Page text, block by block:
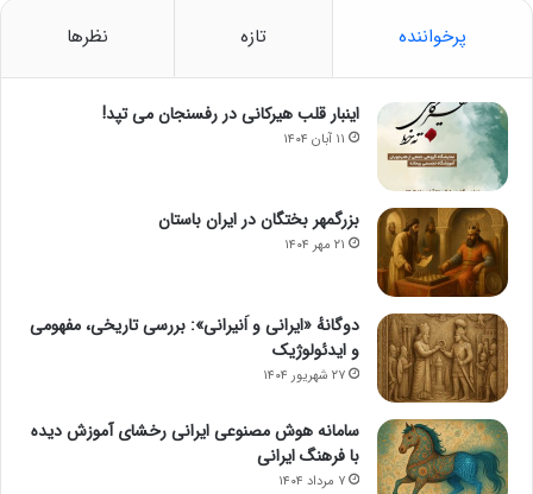
پرخواننده تازه نظرها
اینبار قلب هیرکانی در رفسنجان می تپد!
۱۱ آبان ۱۴۰۴
بزرگمهر بختگان در ایران باستان
۲۱ مهر ۱۴۰۴
دوگانهٔ «ایرانی و اَنیرانی»: بررسی تاریخی، مفهومی
و ایدئولوژیک
۲۷ شهریور ۱۴۰۴
سامانه هوش مصنوعی ایرانی رخشای آموزش دیده
با فرهنگ ایرانی
۷ مرداد ۱۴۰۴